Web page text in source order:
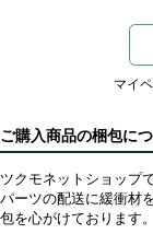
マイ
ご購入商品の梱包に
ツクモネットショップ
パーツの配送に緩衝材
包を心がけております。